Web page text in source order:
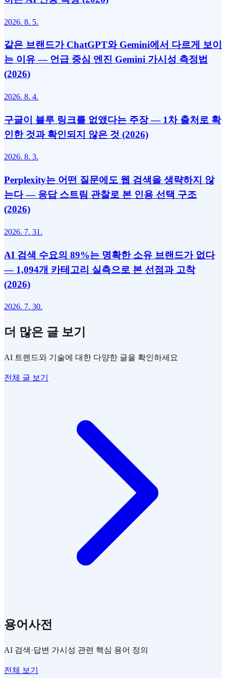
2026. 8. 5.
같은 브랜드가 ChatGPT와 Gemini에서 다르게 보이
는 이유 — 언급 중심 엔진 Gemini 가시성 측정법
(2026)
2026. 8. 4.
구글이 블루 링크를 없앴다는 주장 — 1차 출처로 확
인한 것과 확인되지 않은 것 (2026)
2026. 8. 3.
Perplexity는 어떤 질문에도 웹 검색을 생략하지 않
는다 — 응답 스트림 관찰로 본 인용 선택 구조
(2026)
2026. 7. 31.
AI 검색 수요의 89%는 명확한 소유 브랜드가 없다
— 1,094개 카테고리 실측으로 본 선점과 고착
(2026)
2026. 7. 30.
더 많은 글 보기
AI 트렌드와 기술에 대한 다양한 글을 확인하세요
전체 글 보기
용어사전
AI 검색·답변 가시성 관련 핵심 용어 정의
전체 보기